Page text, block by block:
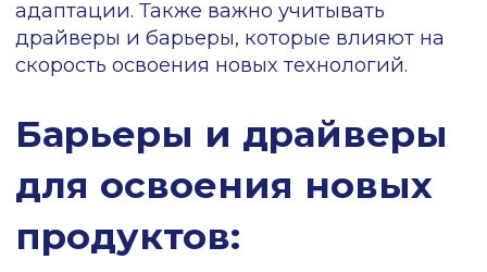
Глубже понять психологические барьеры
врачей удалось другим российским
исследователям из АНО «Созвездие. По
данным опроса 420 врачей,успех
и уровня тревожности медиков.
разрыв: 94% врачей уверенно пользуются
смартфонами, государственными
повседневной жизни, однако лишь 57% из